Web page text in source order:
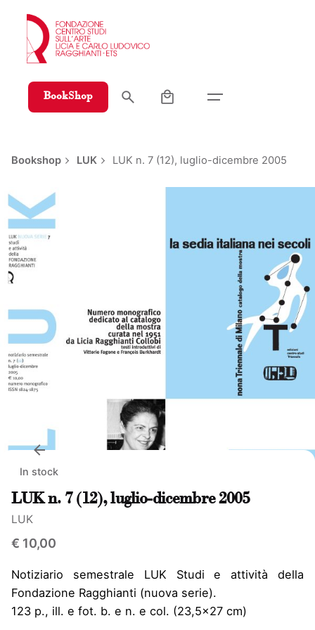
content
BookShop
Bookshop LUK LUK n. 7 (12), luglio-dicembre 2005
In stock
LUK n. 7 (12), luglio-dicembre 2005
LUK
€ 10,00
Notiziario semestrale LUK Studi e attività della
Fondazione Ragghianti (nuova serie).
123 p., ill. e fot. b. e n. e col. (23,5×27 cm)